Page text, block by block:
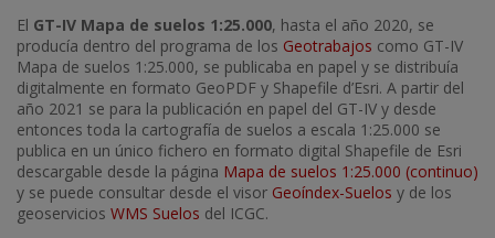
El GT-IV Mapa de suelos 1:25.000, hasta el año 2020, se
producía dentro del programa de los Geotrabajos como GT-IV
Mapa de suelos 1:25.000, se publicaba en papel y se distribuía
digitalmente en formato GeoPDF y Shapefile d’Esri. A partir del
año 2021 se para la publicación en papel del GT-IV y desde
entonces toda la cartografía de suelos a escala 1:25.000 se
publica en un único fichero en formato digital Shapefile de Esri
descargable desde la página Mapa de suelos 1:25.000 (continuo)
y se puede consultar desde el visor Geoíndex-Suelos y de los
geoservicios WMS Suelos del ICGC.